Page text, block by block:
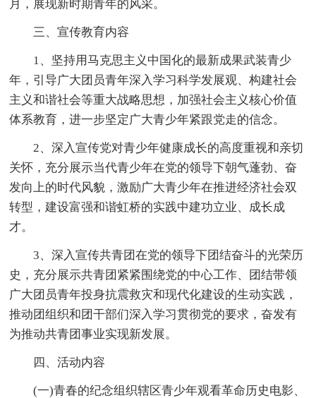
月，展现新时期青年的风采。
三、宣传教育内容
1、坚持用马克思主义中国化的最新成果武装青少
年，引导广大团员青年深入学习科学发展观、构建社会
主义和谐社会等重大战略思想，加强社会主义核心价值
体系教育，进一步坚定广大青少年紧跟党走的信念。
2、深入宣传党对青少年健康成长的高度重视和亲切
关怀，充分展示当代青少年在党的领导下朝气蓬勃、奋
发向上的时代风貌，激励广大青少年在推进经济社会双
转型，建设富强和谐虹桥的实践中建功立业、成长成
才。
3、深入宣传共青团在党的领导下团结奋斗的光荣历
史，充分展示共青团紧紧围绕党的中心工作、团结带领
广大团员青年投身抗震救灾和现代化建设的生动实践，
推动团组织和团干部们深入学习贯彻党的要求，奋发有
为推动共青团事业实现新发展。
四、活动内容
(一)青春的纪念组织辖区青少年观看革命历史电影、